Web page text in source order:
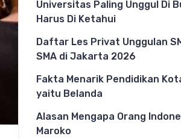
Universitas Paling Unggul Di
Harus Di Ketahui
Daftar Les Privat Unggulan
SMA di Jakarta 2026
Fakta Menarik Pendidikan
yaitu Belanda
Alasan Mengapa Orang
Maroko